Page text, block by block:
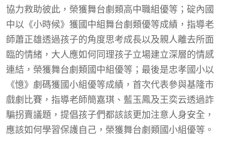
協力救助彼此，榮獲舞台劇類高中職組優等；碇內國
中以《小時候》獲國中組舞台劇類優等成績，指導老
師蕭正雄透過孩子的角度思考成長以及親人離去所面
臨的情緒，大人應如何同理孩子立場建立深層的情感
連結，榮獲舞台劇類國中組優等；最後是忠孝國小以
《憶》劇碼獲國小組優等成績，首次代表參與基隆市
戲劇比賽，指導老師簡嘉琪、藍玉鳳及王奕云透過詐
騙拐賣議題，提倡孩子們都該該更加注意人身安全，
應該如何學習保護自己，榮獲舞台劇類國小組優等。